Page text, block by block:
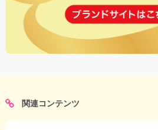
関連コンテンツ